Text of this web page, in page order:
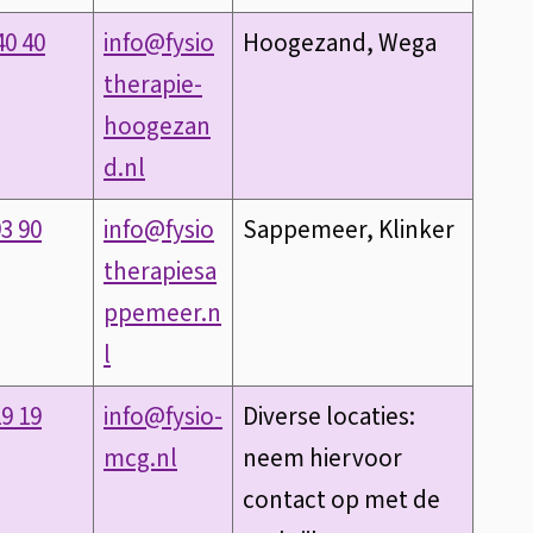
40
info@fysio
therapie-
hoogezan
d.nl
Hoogezand, Wega
90
info@fysio
therapiesa
ppemeer.n
l
Sappemeer, Klinker
19
info@fysio-
mcg.nl
Diverse locaties:
neem hiervoor
contact op met de